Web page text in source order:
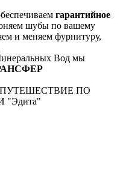
гарантийное
шубы по вашему
и меняем фурнитуру,
Вод мы
ПО
"Эдита"